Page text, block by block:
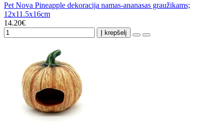
Pet Nova Pineapple dekoracija namas-ananasas graužikams;
12x11.5x16cm
14.20€
Į krepšelį